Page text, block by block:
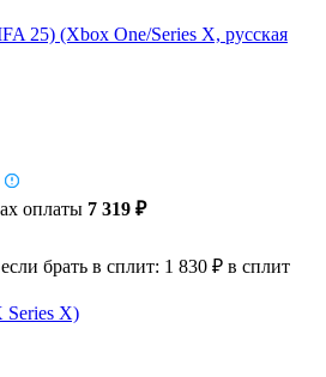
25) (Xbox One/Series X, русская
оплаты 7 319 ₽
брать в сплит: 1 830 ₽ в сплит
X)